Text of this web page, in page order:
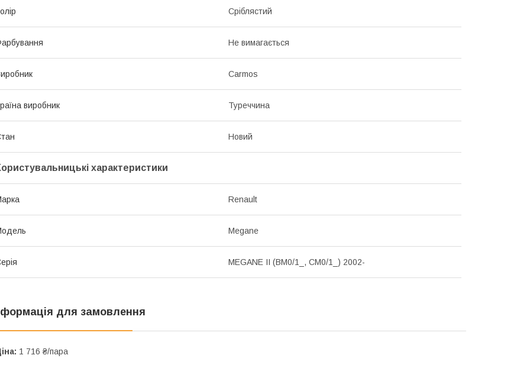
Сріблястий
Не вимагається
Carmos
виробник Туреччина
Новий
характеристики
Renault
Megane
MEGANE II (BM0/1_, CM0/1_) 2002-
для замовлення
1 716 ₴/пара